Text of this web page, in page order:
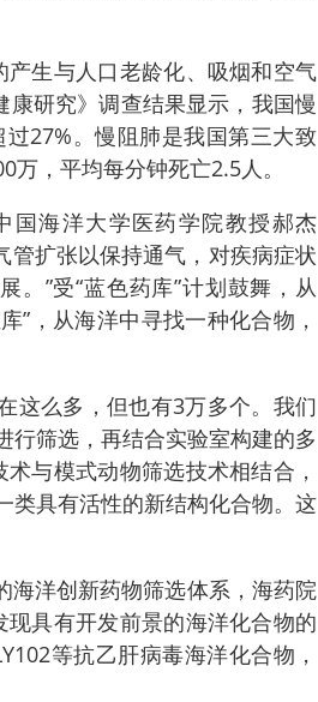
生与人口老龄化、吸烟和空气
研究》调查结果显示，我国慢
27%。慢阻肺是我国第三大致
，平均每分钟死亡2.5人。
国海洋大学医药学院教授郝杰
管扩张以保持通气，对疾病症状
。”受“蓝色药库”计划鼓舞，从
”，从海洋中寻找一种化合物，
这么多，但也有3万多个。我们
行筛选，再结合实验室构建的多
与模式动物筛选技术相结合，
类具有活性的新结构化合物。这
海洋创新药物筛选体系，海药院
具有开发前景的海洋化合物的
等抗乙肝病毒海洋化合物，